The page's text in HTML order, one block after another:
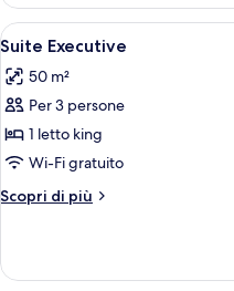
letto
Apri
tutte
le
foto
per
Suite
Executive
5
Suite Executive
50 m²
Per 3 persone
1 letto king
Wi-Fi gratuito
Scopri di più
Altri
Executive